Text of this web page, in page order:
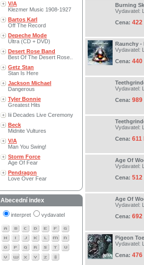
V/A
Klezmer Music 1908-1927
Bartos Karl
Off The Record
Depeche Mode
Ultra (CD + DVD)
Desert Rose Band
Best Of The Desert Rose..
Getz Stan
Stan Is Here
Jackson Michael
Dangerous
Tyler Bonnie
Greatest Hits
Iii Decades Live Ceremony
Beck
Midnite Vultures
V/A
Man You Swing!
Storm Force
Age Of Fear
Pendragon
Love Over Fear
Abecední index
interpret vydavatel
Burning
Vydavatel:
Cena: 422
Raunchy -
Vydavatel:
Cena: 440
Vydavatel:
Cena: 989
Vydavatel:
Cena: 611
Age Of
Vydavatel:
Cena: 512
Age Of
Vydavatel:
Cena: 692
Pigeon
Vydavatel:
Cena: 476